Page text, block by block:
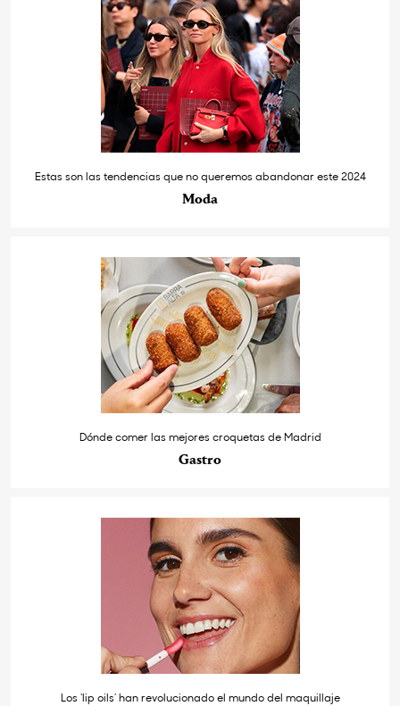
Estas son las tendencias que no queremos abandonar este 2024
Moda
Dónde comer las mejores croquetas de Madrid
Gastro
Los ‘lip oils’ han revolucionado el mundo del maquillaje